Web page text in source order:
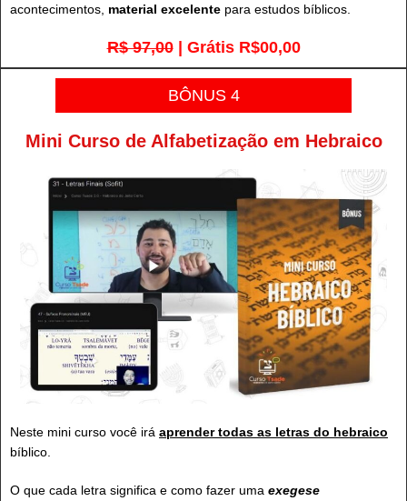
acontecimentos, material excelente para estudos bíblicos.
R$ 97,00| Grátis R$00,00
BÔNUS 4
Mini Curso de Alfabetização em Hebraico
Neste mini curso você irá aprender todas as letras do hebraico
bíblico.
O que cada letra significa e como fazer uma exegese